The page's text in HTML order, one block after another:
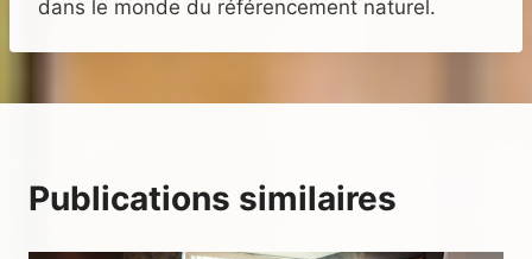
dans le monde du référencement naturel.
Publications similaires